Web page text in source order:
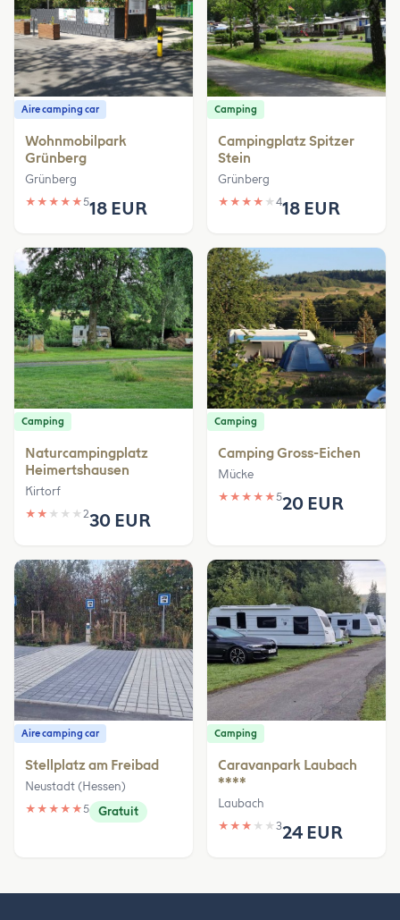
Aire camping car
Wohnmobilpark
Grünberg
Grünberg
★ ★ ★ ★ ★518 EUR
Camping
Campingplatz Spitzer
Stein
Grünberg
★ ★ ★ ★ ★ 418 EUR
Camping
Naturcampingplatz
Heimertshausen
Kirtorf
★ ★ ★ ★ ★ 230 EUR
Camping
Camping Gross-Eichen
Mücke
★ ★ ★ ★ ★520 EUR
Aire camping car
Stellplatz am Freibad
Neustadt (Hessen)
★ ★ ★ ★ ★5 Gratuit
Camping
Caravanpark Laubach
****
Laubach
★ ★ ★ ★ ★ 324 EUR